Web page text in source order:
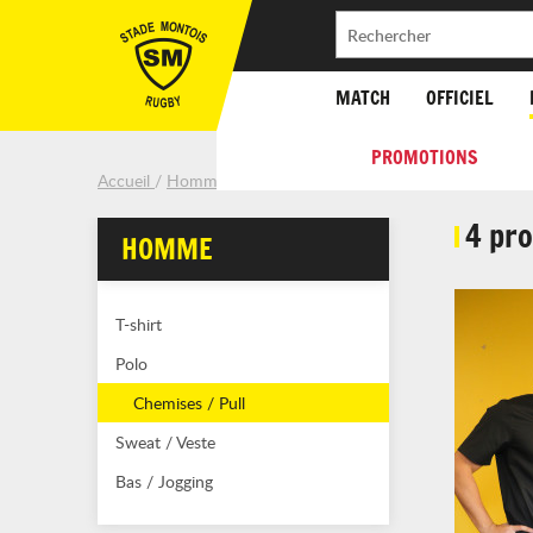
MATCH OFFICIEL
PROMOTIONS
Accueil Homme
HOMME
T-shirt
Polo
Chemises / Pull
Sweat / Veste
Bas / Jogging
4